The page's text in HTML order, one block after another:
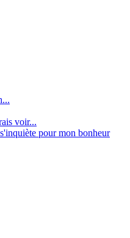
voir...
pour mon bonheur